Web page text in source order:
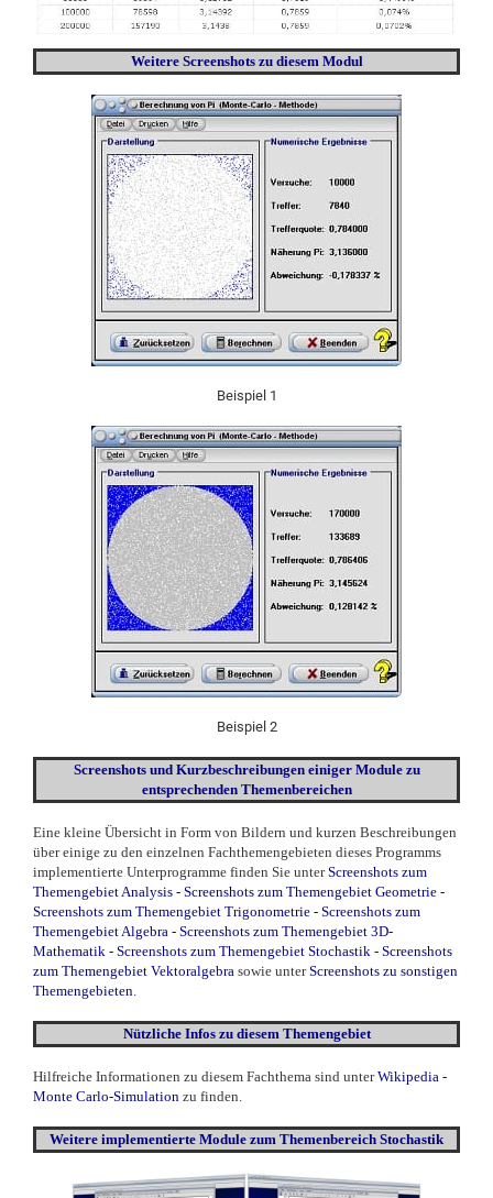
Weitere Screenshots zu diesem Modul
Beispiel 1
Beispiel 2
Screenshots und Kurzbeschreibungen einiger Module zu
entsprechenden Themenbereichen
Eine kleine Übersicht in Form von Bildern und kurzen Beschreibungen
über einige zu den einzelnen Fachthemengebieten dieses Programms
implementierte Unterprogramme finden Sie unter Screenshots zum
Themengebiet Analysis - Screenshots zum Themengebiet Geometrie -
Screenshots zum Themengebiet Trigonometrie - Screenshots zum
Themengebiet Algebra - Screenshots zum Themengebiet 3D-
Mathematik - Screenshots zum Themengebiet Stochastik - Screenshots
zum Themengebiet Vektoralgebra sowie unter Screenshots zu sonstigen
Themengebieten
Nützliche Infos zu diesem Themengebiet
Hilfreiche Informationen zu diesem Fachthema sind unterWikipedia -
Monte Carlo-Simulation zu finden.
Weitere implementierte Module zum Themenbereich Stochastik